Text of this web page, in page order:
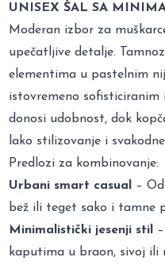
UNISEX ŠAL SA
Moderan izbor za
upečatljive detalje.
elementima u pastelnim
istovremeno sofisticiranim
donosi udobnost, dok
lako stilizovanje i
Predlozi za kombinovanje:
Urbani smart casual
–
bež ili teget sako i tamne
Minimalistički jesenji stil
kaputima u braon, sivoj ili